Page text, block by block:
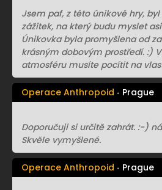
Jsem paf, z této únikové hry,
zážitek, na který budu myslet
Únikovka byla promyšlena od
krásným dobovým prostředí. :)
atmosféru musíte pocítit na
Operace Anthropoid Prague
Doporučuji si určitě zahrát. :-)
Skvěle vymyšlené.
Operace Anthropoid Prague